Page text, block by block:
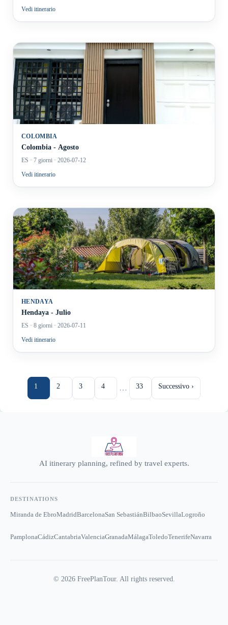
Vedi itinerario
COLOMBIA
Colombia - Agosto
ES · 7 giorni · 2026-07-12
Vedi itinerario
HENDAYA
Hendaya - Julio
ES · 8 giorni · 2026-07-11
Vedi itinerario
1 2 3 4 … 33 Successivo ›
AI itinerary planning, refined by travel experts.
DESTINATIONS
Miranda de EbroMadridBarcelonaSan SebastiánBilbaoSevillaLogroño
PamplonaCádizCantabriaValenciaGranadaMálagaToledoTenerifeNavarra
© 2026FreePlanTour. All rights reserved.